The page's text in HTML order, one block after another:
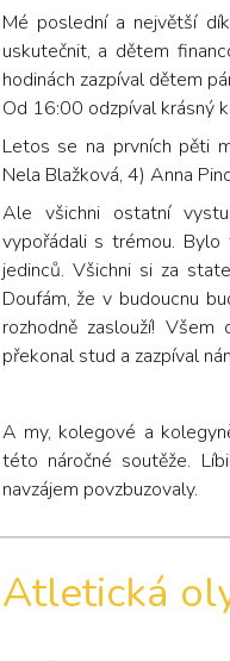
Mé poslední a největší
uskutečnit, a dětem
hodinách zazpíval dětem
Od 16:00 odzpíval krásný
Letos se na prvních pěti
Nela Blažková, 4) Anna
Ale všichni ostatní
vypořádali s trémou.
jedinců. Všichni si za
Doufám, že v budoucnu
rozhodně zaslouží!
překonal stud a zazpíval
A my, kolegové a
této náročné soutěže.
navzájem povzbuzovaly.
Atletická